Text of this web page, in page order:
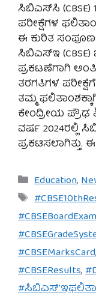
ಸಿಬಿಎಸ್‌ಸಿ
ಪರೀಕ್ಷೆಗಳ
ಈ ಕುರಿತ
ಸಿಬಿಎಸ್‌ಇ
ಪ್ರಕಟಣೆಗಾಗಿ
ತರಗತಿಗಳ
ತಮ್ಮ
ಕೇಂದ್ರೀಯ
ವರ್ಷ 2024ರಲ್ಲಿ
ಪ್ರಕಟಿಸಲಾಗಿತ್ತು.
Categories
Education,
Tags
#CBSEBoardExam
#CBSEMarksCard,
#CBSEResults,